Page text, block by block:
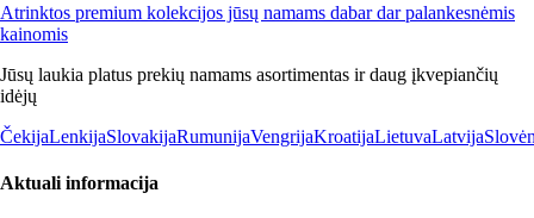
Atrinktos premium kolekcijos jūsų namams dabar dar palankesnėmis
kainomis
Jūsų laukia platus prekių namams asortimentas ir daug įkvepiančių
idėjų
ČekijaLenkijaSlovakijaRumunijaVengrijaKroatijaLietuvaLatvija
Aktuali informacija